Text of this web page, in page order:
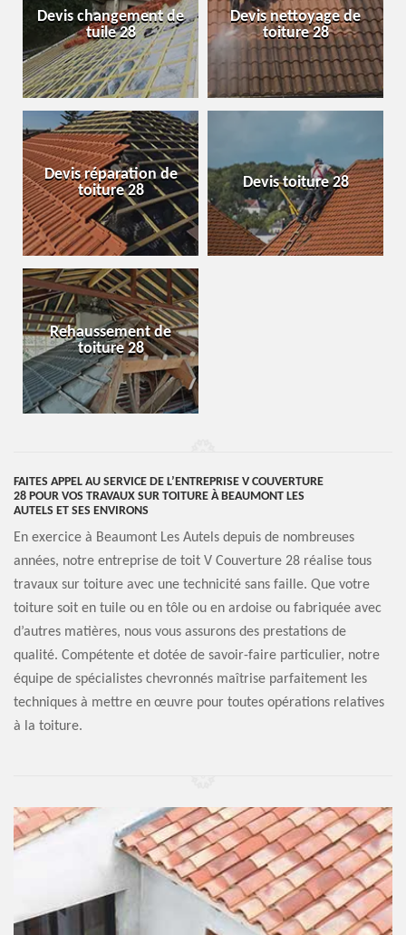
Devis changement de
tuile 28
Devis nettoyage de
toiture 28
Devis réparation de
toiture 28
Devis toiture 28
Rehaussement de
toiture 28
FAITES APPEL AU SERVICE DE L’ENTREPRISE V COUVERTURE
28 POUR VOS TRAVAUX SUR TOITURE À BEAUMONT LES
AUTELS ET SES ENVIRONS
En exercice à Beaumont Les Autels depuis de nombreuses
années, notre entreprise de toit V Couverture 28 réalise tous
travaux sur toiture avec une technicité sans faille. Que votre
toiture soit en tuile ou en tôle ou en ardoise ou fabriquée avec
d’autres matières, nous vous assurons des prestations de
qualité. Compétente et dotée de savoir-faire particulier, notre
équipe de spécialistes chevronnés maîtrise parfaitement les
techniques à mettre en œuvre pour toutes opérations relatives
à la toiture.